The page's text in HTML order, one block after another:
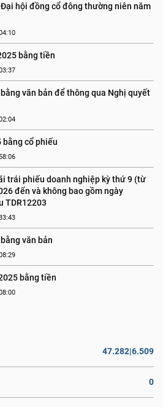
hội đồng cổ đông thường niên năm
bằng tiền
văn bản để thông qua Nghị quyết
bằng cổ phiếu
trái phiếu doanh nghiệp kỳ thứ 9 (từ
đến và không bao gồm ngày
TDR12203
văn bản
bằng tiền
47.282|6.509
0